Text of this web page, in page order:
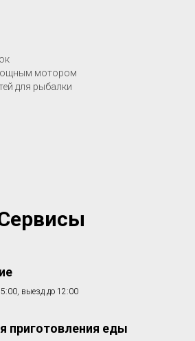
мотором
для рыбалки
выезд до 12:00
приготовления еды